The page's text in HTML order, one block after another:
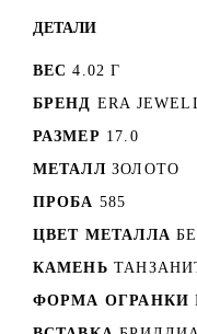
ДЕТАЛИ
ВЕС 4.02 Г
БРЕНД ERA
РАЗМЕР 17.0
МЕТАЛЛ ЗОЛОТО
ПРОБА 585
ЦВЕТ МЕТАЛЛА
КАМЕНЬ
ФОРМА ОГРАНКИ